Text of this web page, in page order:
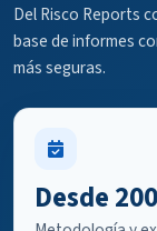
Del Risco Reports
base de informes
más seguras.
Desde